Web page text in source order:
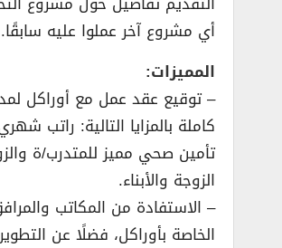
أي مشروع آخر عملوا عليه سابقًا.
المميزات:
– توقيع عقد عمل مع أوراكل
كاملة بالمزايا التالية: راتب
تأمين صحي مميز للمتدرب/ة
الزوجة والأبناء.
– الاستفادة من المكاتب
الخاصة بأوراكل، فضلًا عن التطوير